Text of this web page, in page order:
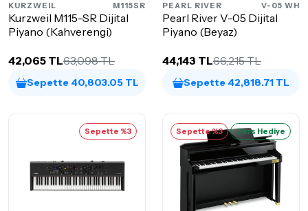
KURZWEIL M115SR
Kurzweil M115-SR Dijital
Piyano (Kahverengi)
42,065 TL63,098 TL
Sepette 40,803.05 TL
PEARL RIVER V-05 WH
Pearl River V-05 Dijital
Piyano (Beyaz)
44,143 TL66,215 TL
Sepette 42,818.71 TL
Sepette %3 Sepette %3 Ders Hediye